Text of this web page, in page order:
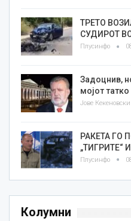
ТРЕТО
СУДИРОТ
Плусинфо
Задоцнив,
мојот татко
Јове Кекеновски
РАКЕТА ГО
„ТИГРИТЕ“
Плусинфо
Колумни